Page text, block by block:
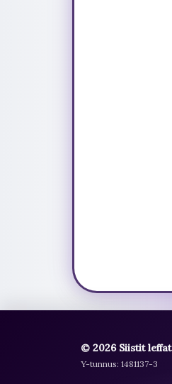
© 2026 Siistit leffat
Y-tunnus: 1481137-3